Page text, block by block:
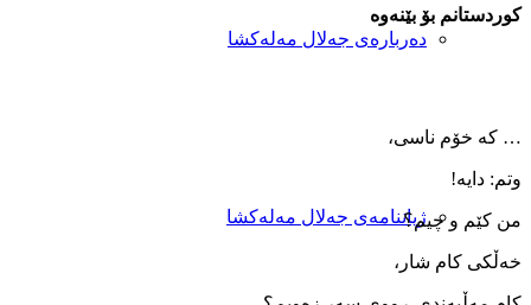
دەربارەی جەلال مەلەکشا
ژیاننامەی جەلال مەلەکشا
کوردستانم بۆ بێنەوە
… کە خۆم ناسی،
وتم: دایە!
من کێم و چیم؟
خەڵکی کام شار،